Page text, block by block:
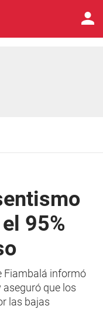
95%
Fiambalá informó
que los
las bajas